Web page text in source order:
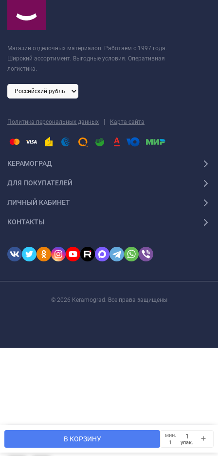
В КОРЗИНУ
мин.
1
упак.
Магазин отделочных материалов. Работаем с 1997 года.
Широкий ассортимент. Выгодные условия. Оперативная
логистика.
Политика персональных данных | Карта сайта
КЕРАМОГРАД
ДЛЯ ПОКУПАТЕЛЕЙ
ЛИЧНЫЙ КАБИНЕТ
КОНТАКТЫ
© 2026 Keramograd. Все права защищены
Мы используем файлы cookie, чтобы сайт был лучше для
OK